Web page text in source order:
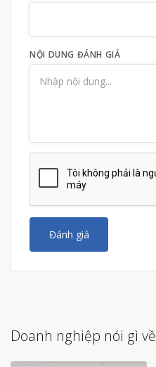
NỘI DUNG ĐÁNH GIÁ
Đánh giá
Doanh nghiệp nói gì về